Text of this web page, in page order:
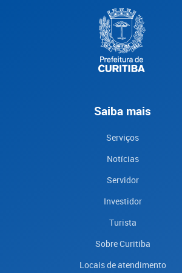
Saiba mais
Serviços
Notícias
Servidor
Investidor
Turista
Sobre Curitiba
Locais de atendimento